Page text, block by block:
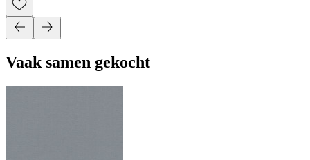
Vaak samen gekocht